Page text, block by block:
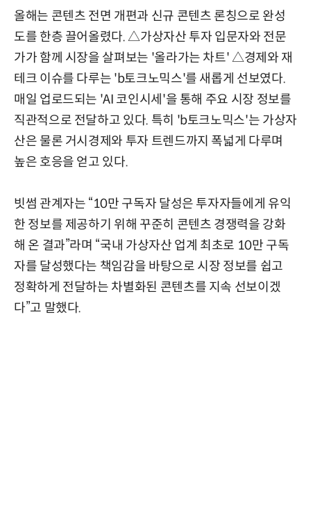
올해는 콘텐츠 전면 개편과 신규 콘텐츠 론칭으로 완성
도를 한층 끌어올렸다. △가상자산 투자 입문자와 전문
가가 함께 시장을 살펴보는 '올라가는 차트' △경제와 재
테크 이슈를 다루는 'b토크노믹스'를 새롭게 선보였다.
매일 업로드되는 'AI 코인시세'을 통해 주요 시장 정보를
직관적으로 전달하고 있다. 특히 'b토크노믹스'는 가상자
산은 물론 거시경제와 투자 트렌드까지 폭넓게 다루며
높은 호응을 얻고 있다.
빗썸 관계자는 “10만 구독자 달성은 투자자들에게 유익
한 정보를 제공하기 위해 꾸준히 콘텐츠 경쟁력을 강화
해 온 결과”라며 “국내 가상자산 업계 최초로 10만 구독
자를 달성했다는 책임감을 바탕으로 시장 정보를 쉽고
정확하게 전달하는 차별화된 콘텐츠를 지속 선보이겠
다”고 말했다.